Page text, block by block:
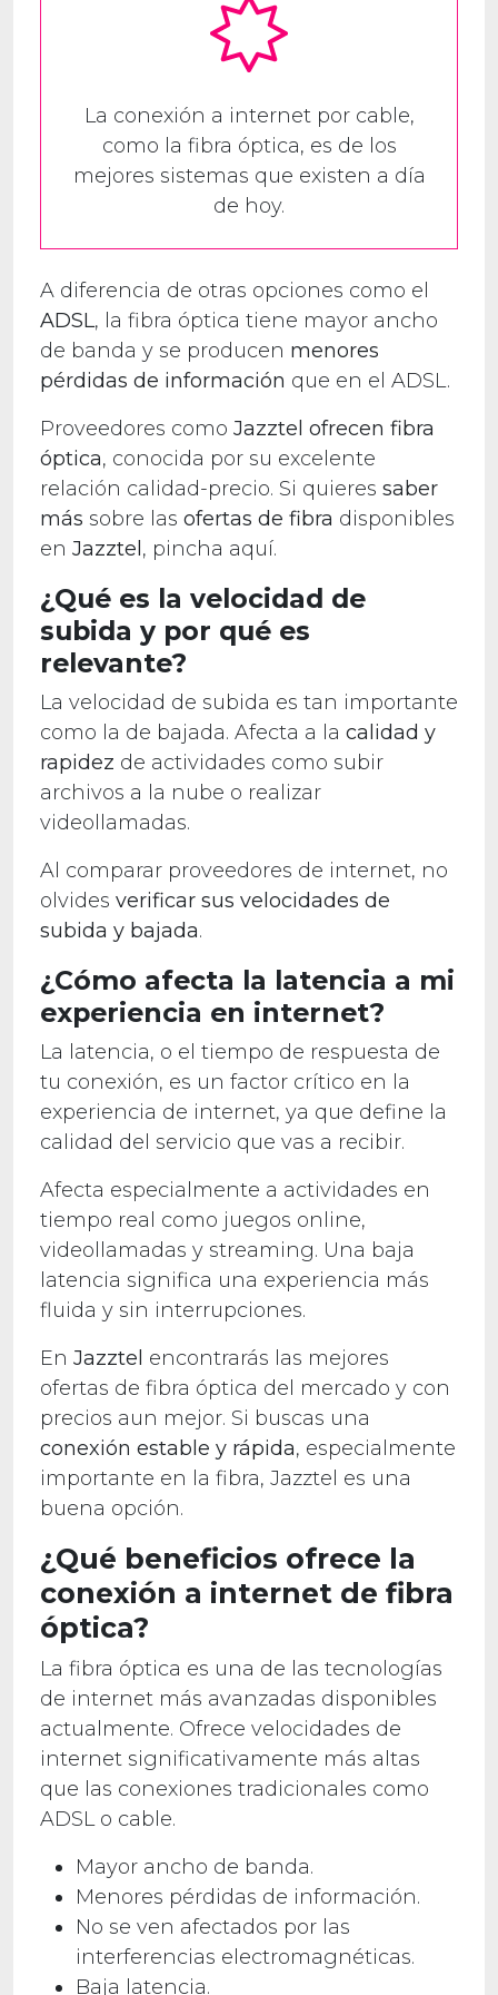
La conexión a internet por cable,
como la fibra óptica, es de los
mejores sistemas que existen a día
de hoy.
A diferencia de otras opciones como el
ADSL, la fibra óptica tiene mayor ancho
de banda y se producen menores
pérdidas de información que en el ADSL.
Proveedores como Jazztel ofrecen fibra
óptica, conocida por su excelente
relación calidad-precio. Si quieres saber
más sobre las ofertas de fibra disponibles
en Jazztel , pincha aquí.
¿Qué es la velocidad de
subida y por qué es
relevante?
La velocidad de subida es tan importante
como la de bajada. Afecta a la calidad y
rapidez de actividades como subir
archivos a la nube o realizar
videollamadas.
Al comparar proveedores de internet, no
olvides verificar sus velocidades de
subida y bajada.
¿Cómo afecta la latencia a mi
experiencia en internet?
La latencia, o el tiempo de respuesta de
tu conexión, es un factor crítico en la
experiencia de internet, ya que define la
calidad del servicio que vas a recibir.
Afecta especialmente a actividades en
tiempo real como juegos online,
videollamadas y streaming. Una baja
latencia significa una experiencia más
fluida y sin interrupciones.
En Jazztel encontrarás las mejores
ofertas de fibra óptica del mercado y con
precios aun mejor. Si buscas una
conexión estable y rápida, especialmente
importante en la fibra, Jazztel es una
buena opción.
¿Qué beneficios ofrece la
conexión a internet de fibra
óptica?
La fibra óptica es una de las tecnologías
de internet más avanzadas disponibles
actualmente. Ofrece velocidades de
internet significativamente más altas
que las conexiones tradicionales como
ADSL o cable.
Mayor ancho de banda.
Menores pérdidas de información.
No se ven afectados por las
interferencias electromagnéticas.
Baja latencia.